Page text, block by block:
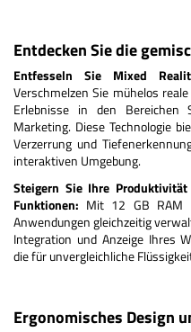
Entdecken Sie die
Entfesseln Sie Mixed
Verschmelzen Sie mühelos
Erlebnisse in den Bereichen
Marketing. Diese Technologie
Verzerrung und
interaktiven Umgebung.
Steigern Sie Ihre
Funktionen: Mit 12 GB RAM
Anwendungen gleichzeitig
Integration und Anzeige Ihres
die für unvergleichliche
Ergonomisches Design